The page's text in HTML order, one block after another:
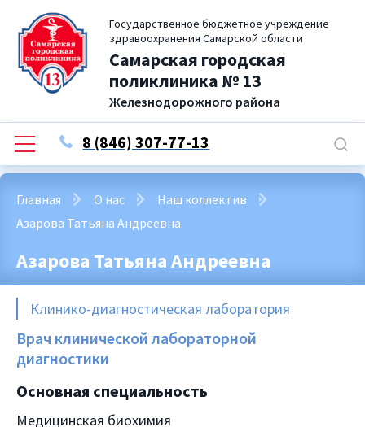
Государственное бюджетное учреждение
здравоохранения Самарской области
Самарская городская
поликлиника № 13
Железнодорожного района
8 (846) 307-77-13
Главная О нас
Наш коллектив
Азарова Татьяна Андреевна
Азарова Татьяна Андреевна
Клинико-диагностическая лаборатория
Врач клинической лабораторной
диагностики
Основная специальность
Медицинская биохимия